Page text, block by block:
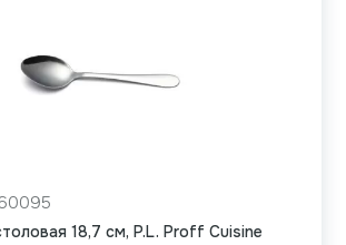
18,7 см, P.L. Proff Cuisine